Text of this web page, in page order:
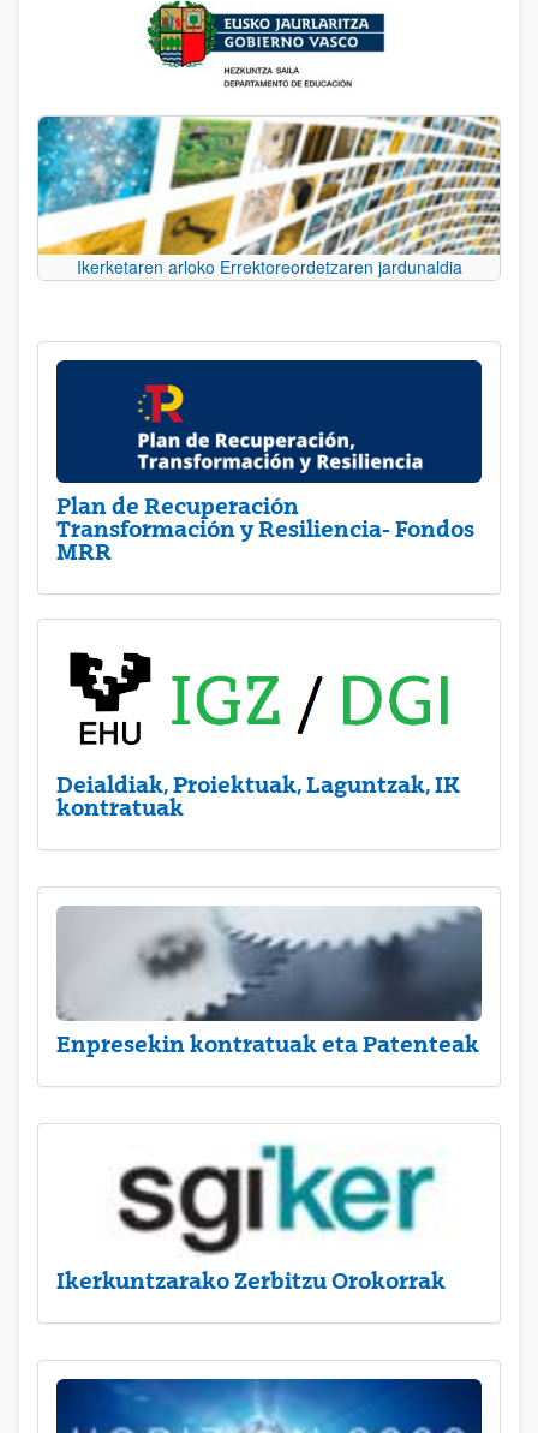
Ikerketaren arloko Errektoreordetzaren jardunaldia
Plan de Recuperación
Transformación y Resiliencia- Fondos
MRR
Deialdiak, Proiektuak, Laguntzak, IK
kontratuak
Enpresekin kontratuak eta Patenteak
Ikerkuntzarako Zerbitzu Orokorrak